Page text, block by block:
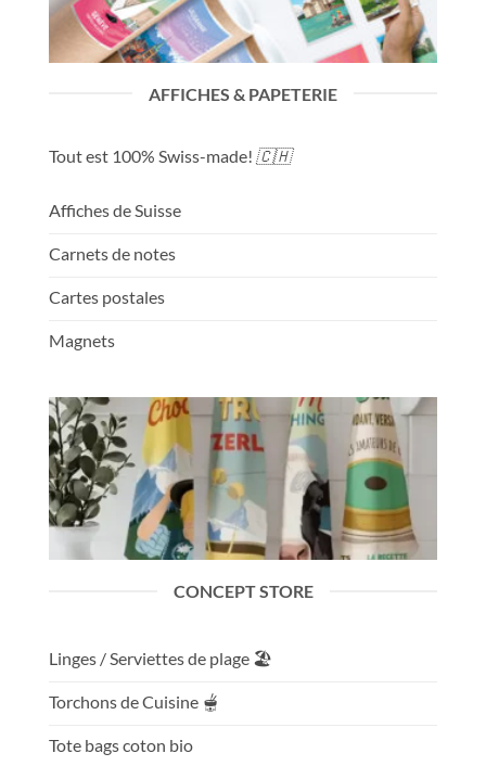
AFFICHES & PAPETERIE
Tout est 100% Swiss-made! 🇨🇭
Affiches de Suisse
Carnets de notes
Cartes postales
Magnets
CONCEPT STORE
Linges / Serviettes de plage 🏖️
Torchons de Cuisine 🫕
Tote bags coton bio